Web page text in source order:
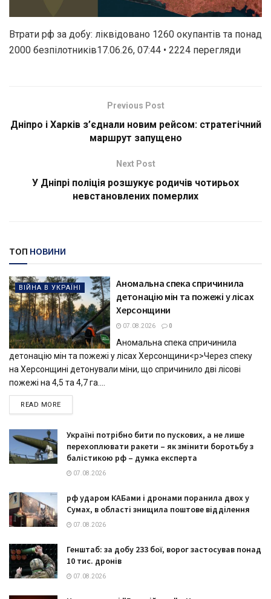
Втрати рф за добу: ліквідовано 1260 окупантів та понад
2000 безпілотників17.06.26, 07:44 • 2224 перегляди
Previous Post
Дніпро і Харків з’єднали новим рейсом: стратегічний
маршрут запущено
Next Post
У Дніпрі поліція розшукує родичів чотирьох
невстановлених померлих
ТОП НОВИНИ
ВІЙНА В УКРАЇНІ
Аномальна спека спричинила
детонацію мін та пожежі у лісах
Херсонщини
07.08.2026 0
Аномальна спека спричинила
детонацію мін та пожежі у лісах Херсонщини<p>Через спеку
на Херсонщині детонували міни, що спричинило дві лісові
пожежі на 4,5 та 4,7 га....
READ MOREDETAILS
Україні потрібно бити по пускових, а не лише
перехоплювати ракети – як змінити боротьбу з
балістикою рф – думка експерта
07.08.2026
рф ударом КАБами і дронами поранила двох у
Сумах, в області знищила поштове відділення
07.08.2026
Генштаб: за добу 233 бої, ворог застосував понад
10 тис. дронів
07.08.2026